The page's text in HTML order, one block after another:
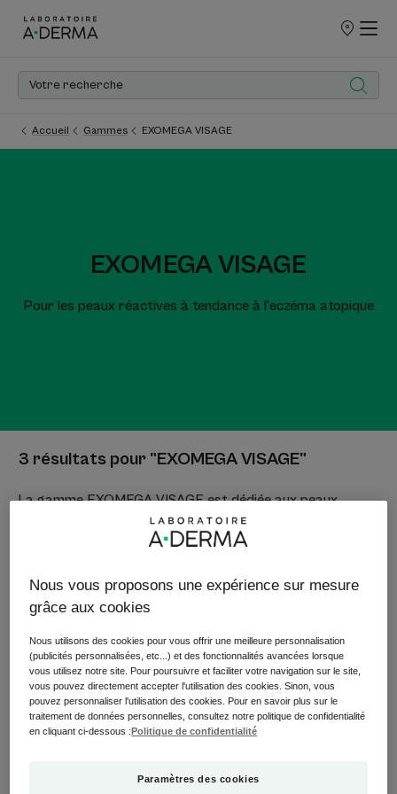
POINTS
Accueil Gammes EXOMEGA VISAGE
EXOMEGA VISAGE
Pour les peaux réactives à tendance à l’eczéma atopique
3 résultats pour "EXOMEGA VISAGE"
La gamme EXOMEGA VISAGE est dédiée aux peaux
réactives à tendance à l’eczéma atopique. Elle aide à
apaiser les irritations, les rougeurs et les démangeaisons,
Ses formules, enrichies en Avoine Rhealba® et en
Hélichryse, contribuent à renforcer la barrière cutanée et
YouTube conditionne la lecture de ses vidéos
au dépôt de cookies afin de vous proposer des
publicités ciblées en fonction de votre
Pour plus d'information, visiter la politique «
Nous vous proposons une expérience sur mesure
grâce aux cookies
Nous utilisons des cookies pour vous offrir une meilleure personnalisation
(publicités personnalisées, etc...) et des fonctionnalités avancées lorsque
vous utilisez notre site. Pour poursuivre et faciliter votre navigation sur le site,
vous pouvez directement accepter l'utilisation des cookies. Sinon, vous
pouvez personnaliser l'utilisation des cookies. Pour en savoir plus sur le
traitement de données personnelles, consultez notre politique de confidentialité
en cliquant ci-dessous :Politique de confidentialité
Paramètres des cookies